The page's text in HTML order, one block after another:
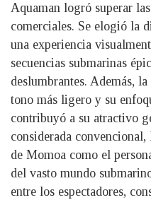
Aquaman logró superar
comerciales. Se elogió la
una experiencia
secuencias submarinas
deslumbrantes. Además,
tono más ligero y su
contribuyó a su atractivo
considerada
de Momoa como el
del vasto mundo
entre los espectadores,